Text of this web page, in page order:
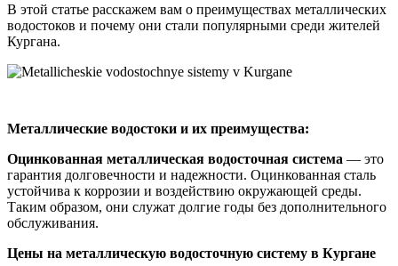
В этой статье расскажем вам о преимуществах металлических
водостоков и почему они стали популярными среди жителей
Кургана.
Металлические водостоки и их преимущества:
Оцинкованная металлическая водосточная система — это
гарантия долговечности и надежности. Оцинкованная сталь
устойчива к коррозии и воздействию окружающей среды.
Таким образом, они служат долгие годы без дополнительного
обслуживания.
Цены на металлическую водосточную систему в Кургане